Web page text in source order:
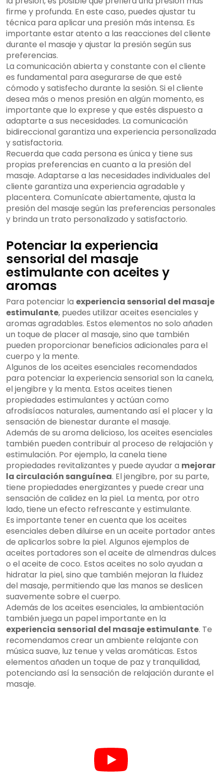
firme y profunda. En este caso, puedes ajustar tu
técnica para aplicar una presión más intensa. Es
importante estar atento a las reacciones del cliente
durante el masaje y ajustar la presión según sus
preferencias.
La comunicación abierta y constante con el cliente
es fundamental para asegurarse de que esté
cómodo y satisfecho durante la sesión. Si el cliente
desea más o menos presión en algún momento, es
importante que lo exprese y que estés dispuesto a
adaptarte a sus necesidades. La comunicación
bidireccional garantiza una experiencia personalizada
y satisfactoria.
Recuerda que cada persona es única y tiene sus
propias preferencias en cuanto a la presión del
masaje. Adaptarse a las necesidades individuales del
cliente garantiza una experiencia agradable y
placentera. Comunícate abiertamente, ajusta la
presión del masaje según las preferencias personales
y brinda un trato personalizado y satisfactorio.
Potenciar la experiencia
sensorial del masaje
estimulante con aceites y
aromas
Para potenciar la experiencia sensorial del masaje
estimulante, puedes utilizar aceites esenciales y
aromas agradables. Estos elementos no solo añaden
un toque de placer al masaje, sino que también
pueden proporcionar beneficios adicionales para el
cuerpo y la mente.
Algunos de los aceites esenciales recomendados
para potenciar la experiencia sensorial son la canela,
el jengibre y la menta. Estos aceites tienen
propiedades estimulantes y actúan como
afrodisíacos naturales, aumentando así el placer y la
sensación de bienestar durante el masaje.
Además de su aroma delicioso, los aceites esenciales
también pueden contribuir al proceso de relajación y
estimulación. Por ejemplo, la canela tiene
propiedades revitalizantes y puede ayudar a mejorar
la circulación sanguínea. El jengibre, por su parte,
tiene propiedades energizantes y puede crear una
sensación de calidez en la piel. La menta, por otro
lado, tiene un efecto refrescante y estimulante.
Es importante tener en cuenta que los aceites
esenciales deben diluirse en un aceite portador antes
de aplicarlos sobre la piel. Algunos ejemplos de
aceites portadores son el aceite de almendras dulces
o el aceite de coco. Estos aceites no solo ayudan a
hidratar la piel, sino que también mejoran la fluidez
del masaje, permitiendo que las manos se deslicen
suavemente sobre el cuerpo.
Además de los aceites esenciales, la ambientación
también juega un papel importante en la
experiencia sensorial del masaje estimulante. Te
recomendamos crear un ambiente relajante con
música suave, luz tenue y velas aromáticas. Estos
elementos añaden un toque de paz y tranquilidad,
potenciando así la sensación de relajación durante el
masaje.